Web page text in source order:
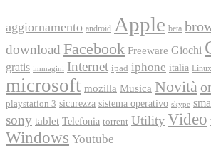
aggiornamento android Apple beta
download Facebook Freeware Giochi
gratis immagini Internet ipad iphone italia Linux
microsoft mozilla Musica Novità
playstation 3 sicurezza sistema operativo skype
sony tablet Telefonia torrent Utility Video
Windows Youtube